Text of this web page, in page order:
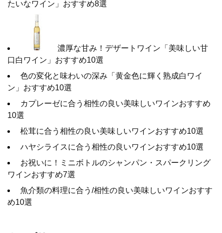
たいなワイン」おすすめ8選
濃厚な甘み！デザートワイン「美味しい甘
口白ワイン」おすすめ10選
色の変化と味わいの深み「黄金色に輝く熟成白ワイ
ン」おすすめ10選
カプレーゼに合う相性の良い美味しいワインおすすめ
10選
松茸に合う相性の良い美味しいワインおすすめ10選
ハヤシライスに合う相性の良いワインおすすめ10選
お祝いに！ミニボトルのシャンパン・スパークリング
ワインおすすめ7選
魚介類の料理に合う/相性の良い美味しいワインおすす
め10選